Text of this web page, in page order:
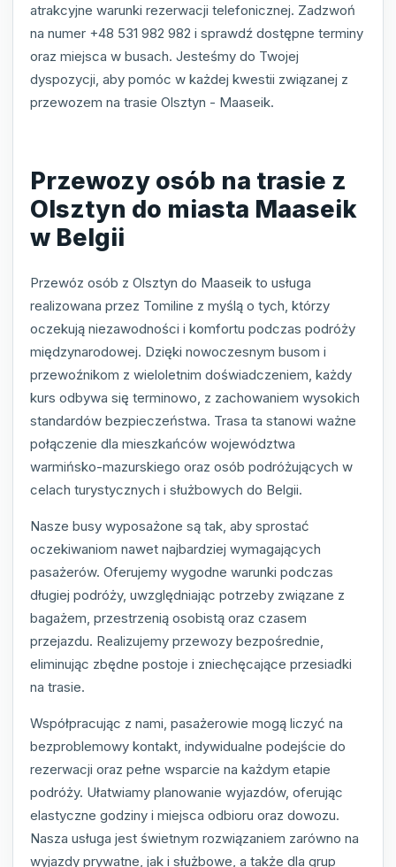
atrakcyjne warunki rezerwacji telefonicznej. Zadzwoń
na numer +48 531 982 982 i sprawdź dostępne terminy
oraz miejsca w busach. Jesteśmy do Twojej
dyspozycji, aby pomóc w każdej kwestii związanej z
przewozem na trasie Olsztyn - Maaseik.
Przewozy osób na trasie z
Olsztyn do miasta Maaseik
w Belgii
Przewóz osób z Olsztyn do Maaseik to usługa
realizowana przez Tomiline z myślą o tych, którzy
oczekują niezawodności i komfortu podczas podróży
międzynarodowej. Dzięki nowoczesnym busom i
przewoźnikom z wieloletnim doświadczeniem, każdy
kurs odbywa się terminowo, z zachowaniem wysokich
standardów bezpieczeństwa. Trasa ta stanowi ważne
połączenie dla mieszkańców województwa
warmińsko-mazurskiego oraz osób podróżujących w
celach turystycznych i służbowych do Belgii.
Nasze busy wyposażone są tak, aby sprostać
oczekiwaniom nawet najbardziej wymagających
pasażerów. Oferujemy wygodne warunki podczas
długiej podróży, uwzględniając potrzeby związane z
bagażem, przestrzenią osobistą oraz czasem
przejazdu. Realizujemy przewozy bezpośrednie,
eliminując zbędne postoje i zniechęcające przesiadki
na trasie.
Współpracując z nami, pasażerowie mogą liczyć na
bezproblemowy kontakt, indywidualne podejście do
rezerwacji oraz pełne wsparcie na każdym etapie
podróży. Ułatwiamy planowanie wyjazdów, oferując
elastyczne godziny i miejsca odbioru oraz dowozu.
Nasza usługa jest świetnym rozwiązaniem zarówno na
wyjazdy prywatne, jak i służbowe, a także dla grup